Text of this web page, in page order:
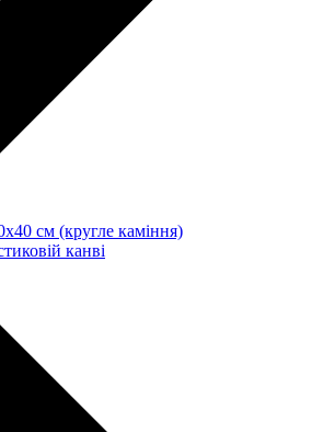
см (кругле каміння)
канві